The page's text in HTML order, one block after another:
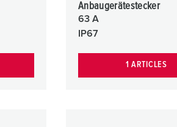
Anbaugerätestecker
63 A
IP67
1 ARTICLES